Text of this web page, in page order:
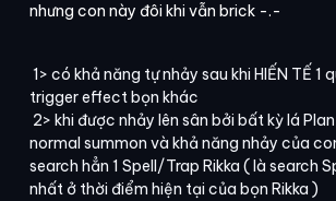
nhưng con này đôi khi vẫn brick -.-
1> có khả năng tự nhảy sau khi HIẾN TẾ 1
trigger effect bọn khác
2> khi được nhảy lên sân bởi bất kỳ lá
normal summon và khả năng nhảy của
search hẳn 1 Spell/Trap Rikka ( là search
nhất ở thời điểm hiện tại của bọn Rikka )